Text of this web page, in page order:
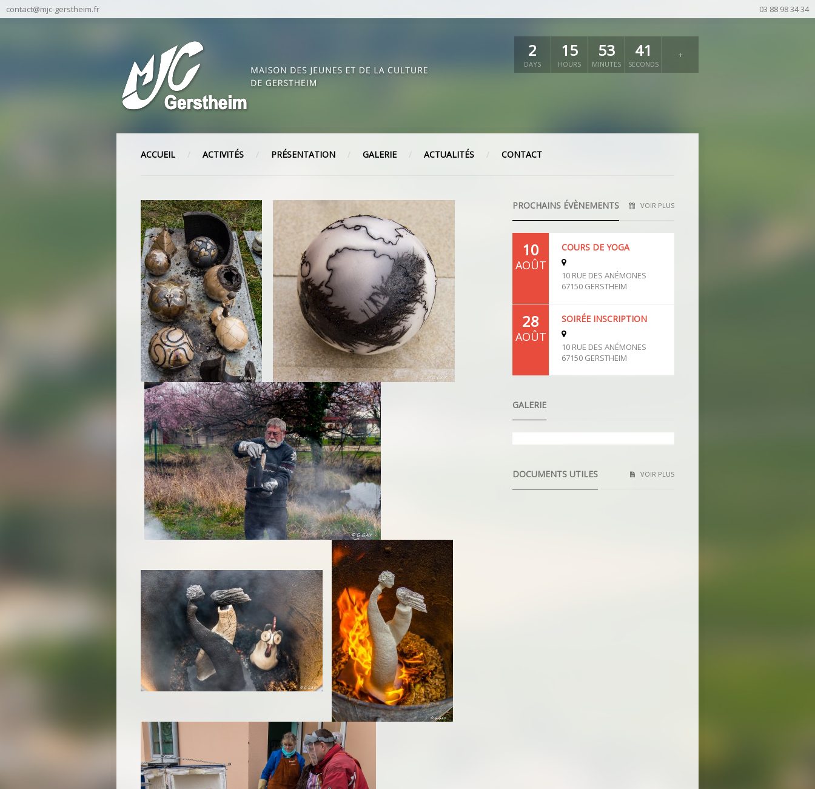
contact@mjc-gerstheim.fr 03 88 98 34 34
+
+
2
DAYS
15
HOURS
53
MINUTES
39
SECONDS
ACCUEIL ACTIVITÉS PRÉSENTATION GALERIE ACTUALITÉS CONTACT
PROCHAINS ÉVÈNEMENTS VOIR PLUS
10
AOÛT
COURS DE YOGA
10 RUE DES ANÉMONES
67150 GERSTHEIM
28
AOÛT
SOIRÉE INSCRIPTION
10 RUE DES ANÉMONES
67150 GERSTHEIM
GALERIE
DOCUMENTS UTILES VOIR PLUS